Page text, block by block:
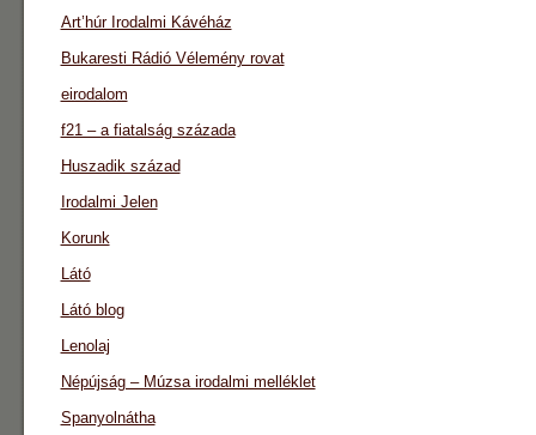
Art’húr Irodalmi Kávéház
Bukaresti Rádió Vélemény rovat
eirodalom
f21 – a fiatalság százada
Huszadik század
Irodalmi Jelen
Korunk
Látó
Látó blog
Lenolaj
Népújság – Múzsa irodalmi melléklet
Spanyolnátha